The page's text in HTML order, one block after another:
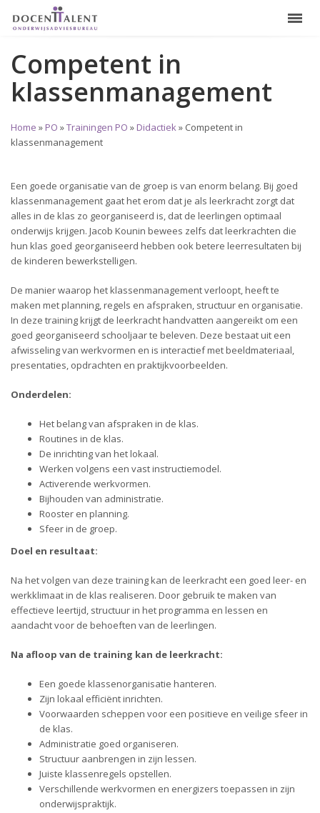
Competent in
klassenmanagement
Home » PO »Trainingen PO » Didactiek» Competent in
klassenmanagement
Een goede organisatie van de groep is van enorm belang. Bij goed
klassenmanagement gaat het erom dat je als leerkracht zorgt dat
alles in de klas zo georganiseerd is, dat de leerlingen optimaal
onderwijs krijgen. Jacob Kounin bewees zelfs dat leerkrachten die
hun klas goed georganiseerd hebben ook betere leerresultaten bij
de kinderen bewerkstelligen.
De manier waarop het klassenmanagement verloopt, heeft te
maken met planning, regels en afspraken, structuur en organisatie.
In deze training krijgt de leerkracht handvatten aangereikt om een
goed georganiseerd schooljaar te beleven. Deze bestaat uit een
afwisseling van werkvormen en is interactief met beeldmateriaal,
presentaties, opdrachten en praktijkvoorbeelden.
Onderdelen:
Het belang van afspraken in de klas.
Routines in de klas.
De inrichting van het lokaal.
Werken volgens een vast instructiemodel.
Activerende werkvormen.
Bijhouden van administratie.
Rooster en planning.
Sfeer in de groep.
Doel en resultaat:
Na het volgen van deze training kan de leerkracht een goed leer- en
werkklimaat in de klas realiseren. Door gebruik te maken van
effectieve leertijd, structuur in het programma en lessen en
aandacht voor de behoeften van de leerlingen.
Na afloop van de training kan de leerkracht:
Een goede klassenorganisatie hanteren.
Zijn lokaal efficiënt inrichten.
Voorwaarden scheppen voor een positieve en veilige sfeer in
de klas.
Administratie goed organiseren.
Structuur aanbrengen in zijn lessen.
Juiste klassenregels opstellen.
Verschillende werkvormen en energizers toepassen in zijn
onderwijspraktijk.